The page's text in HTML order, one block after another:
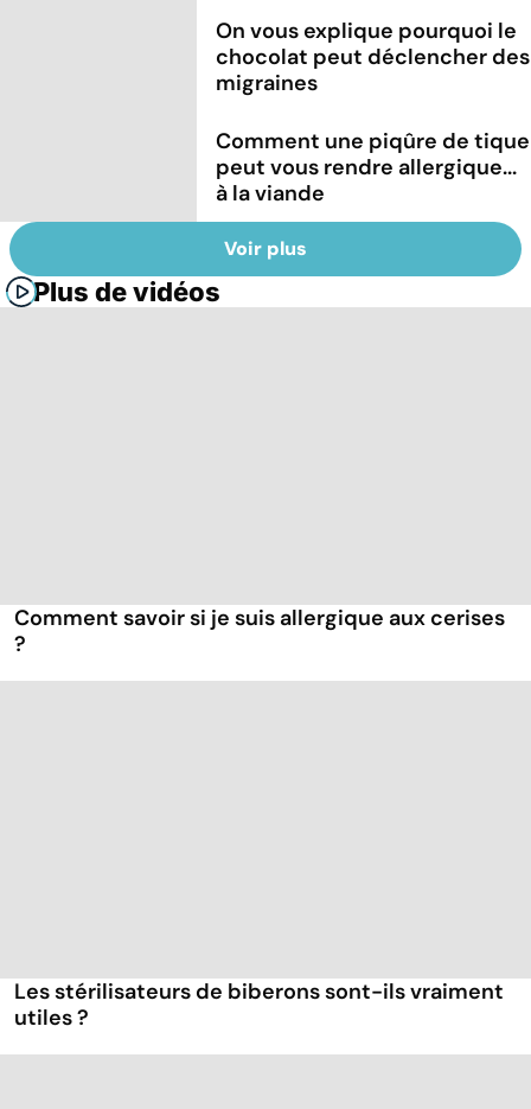
On vous explique pourquoi le
chocolat peut déclencher des
migraines
Comment une piqûre de tique
peut vous rendre allergique...
à la viande
Voir plus
Plus de vidéos
Comment savoir si je suis allergique aux cerises
?
Les stérilisateurs de biberons sont-ils vraiment
utiles ?